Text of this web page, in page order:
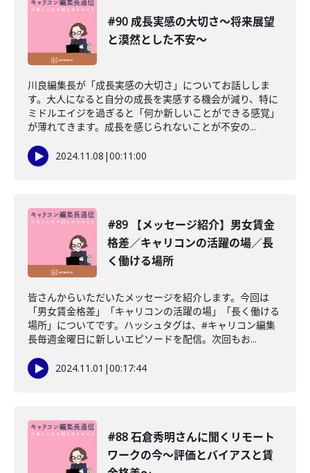
#90 成長実感の大切さ〜将来展望
と漠然とした不安〜
川良編集長が「成長実感の大切さ」についてお話ししま
す。大人になると自分の成長を実感する機会が減り、特に
ミドルエイジを過ぎると「何か新しいことができる感覚」
が薄れてきます。成長を感じられないことが不安の...
2024.11.08 |00:11:00
#89 【メッセージ紹介】男女賃金
格差／キャリコンの活躍の場／長
く働ける場所
皆さんからいただいたメッセージを紹介します。今回は
「男女賃金格差」「キャリコンの活躍の場」「長く働ける
場所」についてです。ハッシュタグは、#キャリコン編集
長毎週金曜日に新しいエピソードを配信。次回もお...
2024.11.01 |00:17:44
#88 石倉秀明さんに聞くリモート
ワークの今〜評価とバイアスと賃